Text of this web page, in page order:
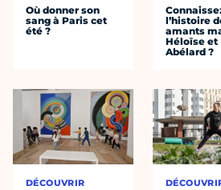
Où donner son
sang à Paris cet
été ?
DÉCOUVRIR
l’histoire
amants
Héloïse et
Abélard ?